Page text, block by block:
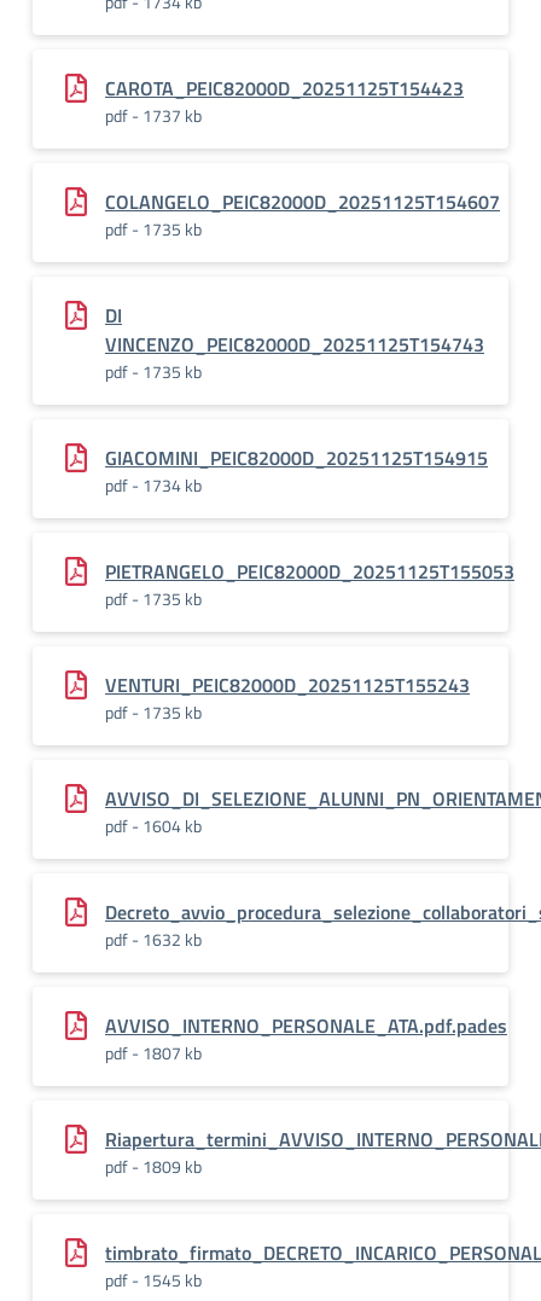
CAROTA_PEIC82000D_20251125T154423
pdf - 1737 kb
COLANGELO_PEIC82000D_20251125T154607
pdf - 1735 kb
DI
VINCENZO_PEIC82000D_20251125T154743
pdf - 1735 kb
GIACOMINI_PEIC82000D_20251125T154915
pdf - 1734 kb
PIETRANGELO_PEIC82000D_20251125T155053
pdf - 1735 kb
VENTURI_PEIC82000D_20251125T155243
pdf - 1735 kb
pdf - 1604 kb
pdf - 1632 kb
AVVISO_INTERNO_PERSONALE_ATA.pdf.pades
pdf - 1807 kb
pdf - 1809 kb
pdf - 1545 kb